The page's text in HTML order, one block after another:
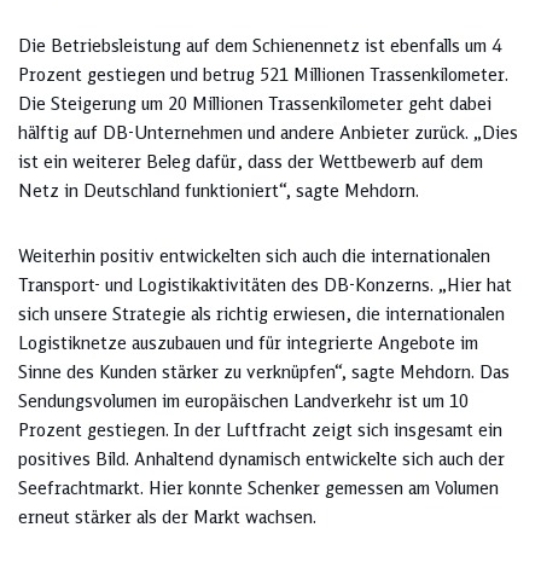
Die Betriebsleistung auf dem Schienennetz ist ebenfalls um 4
Prozent gestiegen und betrug 521 Millionen Trassenkilometer.
Die Steigerung um 20 Millionen Trassenkilometer geht dabei
hälftig auf DB-Unternehmen und andere Anbieter zurück. „Dies
ist ein weiterer Beleg dafür, dass der Wettbewerb auf dem
Netz in Deutschland funktioniert“, sagte Mehdorn.
Weiterhin positiv entwickelten sich auch die internationalen
Transport- und Logistikaktivitäten des DB-Konzerns. „Hier hat
sich unsere Strategie als richtig erwiesen, die internationalen
Logistiknetze auszubauen und für integrierte Angebote im
Sinne des Kunden stärker zu verknüpfen“, sagte Mehdorn. Das
Sendungsvolumen im europäischen Landverkehr ist um 10
Prozent gestiegen. In der Luftfracht zeigt sich insgesamt ein
positives Bild. Anhaltend dynamisch entwickelte sich auch der
Seefrachtmarkt. Hier konnte Schenker gemessen am Volumen
erneut stärker als der Markt wachsen.